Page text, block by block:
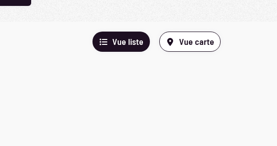
Vue liste Vue carte